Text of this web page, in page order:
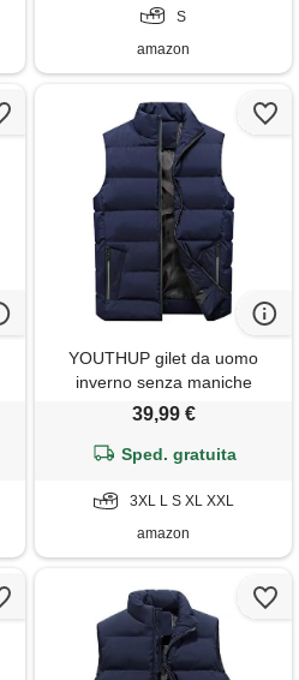
S
amazon
YOUTHUP gilet da uomo
inverno senza maniche
cappotto antivento caldo
39,99 €
Sped. gratuita
3XL L S XL XXL
amazon